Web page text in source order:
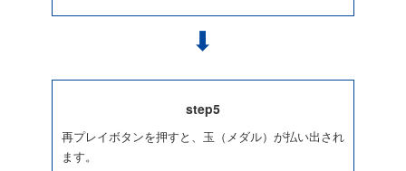
step5
再プレイボタンを押すと、玉（メダル）が払い出され
ます。